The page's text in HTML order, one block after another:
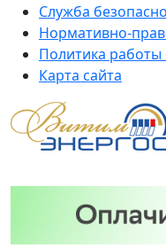
Служба
Нормативно-
Политика
Карта сайта